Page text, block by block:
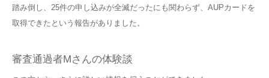
踏み倒し、25件の申し込みが全滅だったにも関わらず、AUPカードを
取得できたという報告がありました。
審査通過者Mさんの体験談